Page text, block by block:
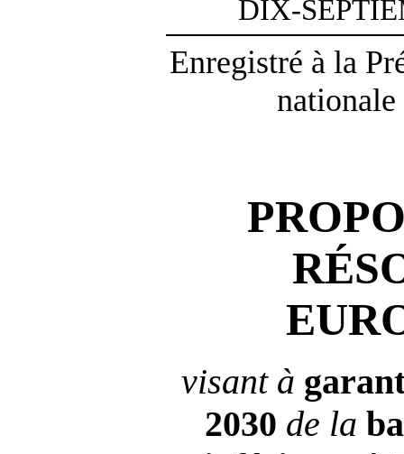
DIX-
Enregistré à la
visant à
2030 de la